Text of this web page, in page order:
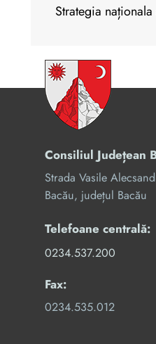
Strategia
Consiliul Județean
Strada Vasile
Bacău, județul Bacău
Telefoane centrală:
0234.537.200
Fax:
0234.535.012